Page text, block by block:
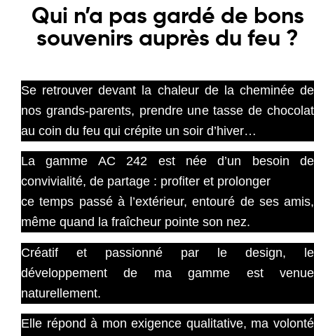
Qui n’a pas gardé de bons
souvenirs auprès du feu ?
Se retrouver devant la chaleur de la cheminée de
nos grands-parents, prendre une tasse de chocolat
au coin du feu qui crépite un soir d’hiver…
La gamme AC 242 est née d’un besoin de
convivialité, de partage : profiter et prolonger
ce temps passé à l’extérieur, entouré de ses amis,
même quand la fraîcheur pointe son nez.
Créatif et passionné par le design, le
développement de ma gamme est venue
naturellement.
Elle répond à mon exigence qualitative, ma volonté